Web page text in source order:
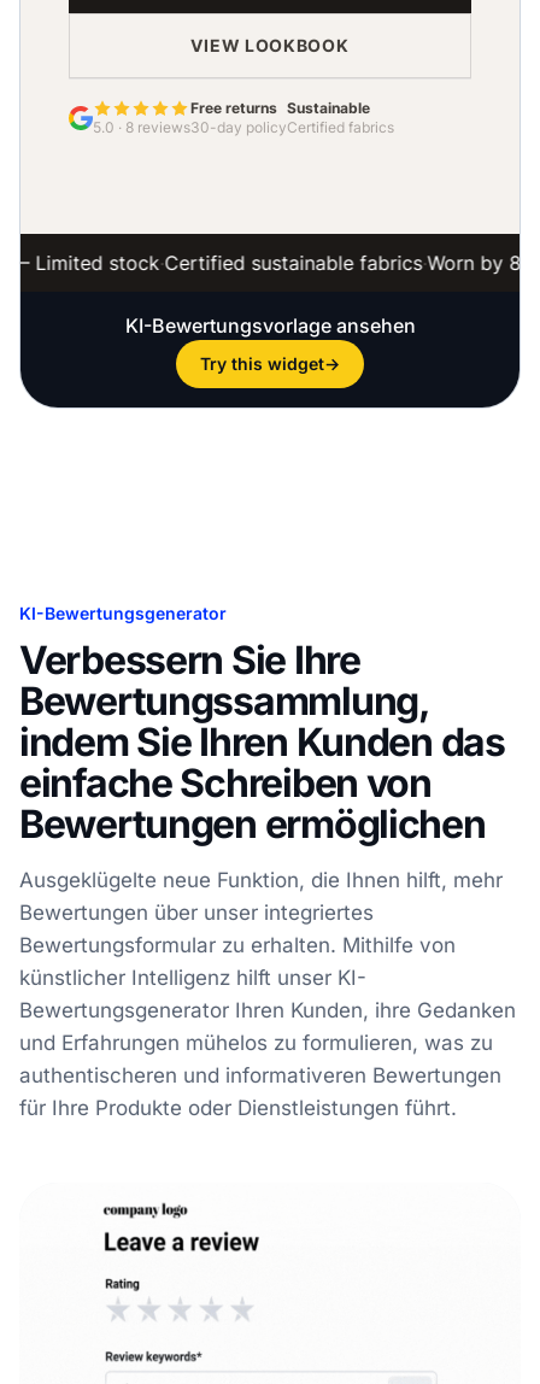
KI-Bewertungsvorlage ansehen
Try this widget→
KI-Bewertungsgenerator
Verbessern Sie Ihre
Bewertungssammlung,
indem Sie Ihren Kunden das
einfache Schreiben von
Bewertungen ermöglichen
Ausgeklügelte neue Funktion, die Ihnen hilft, mehr
Bewertungen über unser integriertes
Bewertungsformular zu erhalten. Mithilfe von
künstlicher Intelligenz hilft unser KI-
Bewertungsgenerator Ihren Kunden, ihre Gedanken
und Erfahrungen mühelos zu formulieren, was zu
authentischeren und informativeren Bewertungen
für Ihre Produkte oder Dienstleistungen führt.